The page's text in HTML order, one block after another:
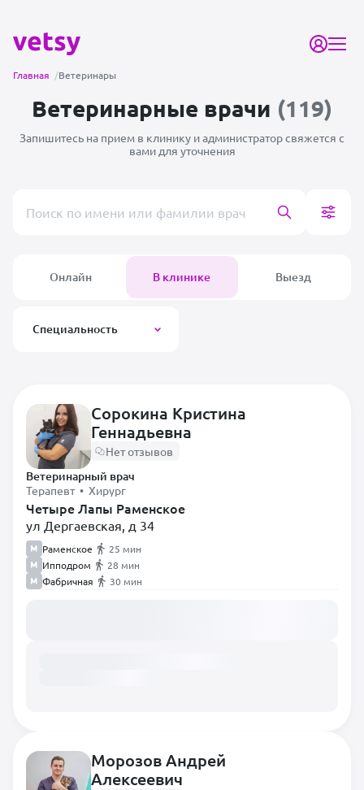
Главная /Ветеринары
Ветеринарные врачи (119)
Запишитесь на прием в клинику и администраторсвяжется с
вами для уточнения
Онлайн В клинике Выезд
Специальность
Самые популярные
Диетолог
Терапевт
Анестезиолог
Вирусолог
Врач лабораторной
Инфекционист
Сорокина Кристина
Геннадьевна
Нет отзывов
Ветеринарный врач
Терапевт • Хирург
Четыре Лапы Раменское
ул Дергаевская, д 34
Раменское
25 мин
Ипподром
28 мин
Фабричная
30 мин
Морозов Андрей
Алексеевич